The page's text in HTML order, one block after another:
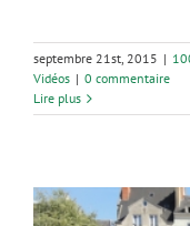
septembre 21st, 2015 |
Vidéos | 0 commentaire
Lire plus